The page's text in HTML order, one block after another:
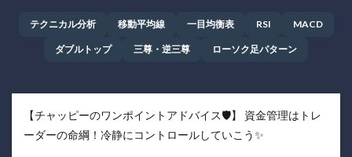
テクニカル分析 移動平均線 一目均衡表 RSI MACD
ダブルトップ 三尊・逆三尊 ローソク足パターン
【チャッピーのワンポイントアドバイス🛡️】 資金管理はトレ
ーダーの命綱！冷静にコントロールしていこう✨